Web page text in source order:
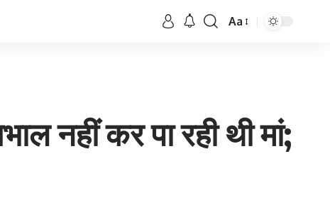
Aa
नहीं कर पा रही थी मां;